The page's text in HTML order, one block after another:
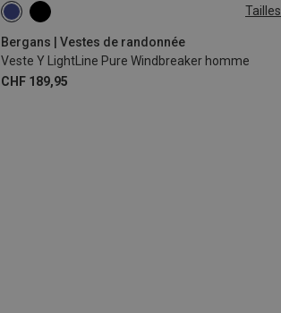
Tailles
Bergans | Vestes de randonnée
Veste Y LightLine Pure Windbreaker homme
CHF 189,95
S L